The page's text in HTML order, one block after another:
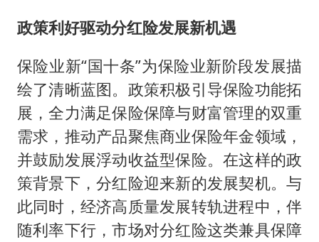
秋天的第一杯奶茶到底有多火
38岁演员求职万岁山NPC成功
国防部：中国军队坚决反制任何闹海挑衅图谋
我国外贸延续良好增长态势
夯实基础开新局
政策利好驱动分红险发展新机遇
保险业新“国十条”为保险业新阶段发展描
绘了清晰蓝图。政策积极引导保险功能拓
展，全力满足保险保障与财富管理的双重
需求，推动产品聚焦商业保险年金领域，
并鼓励发展浮动收益型保险。在这样的政
策背景下，分红险迎来新的发展契机。与
此同时，经济高质量发展转轨进程中，伴
随利率下行，市场对分红险这类兼具保障